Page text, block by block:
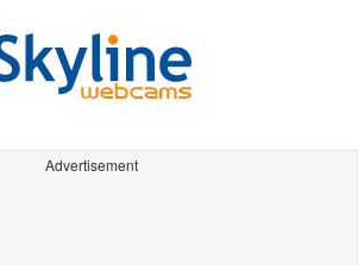
Advertisement